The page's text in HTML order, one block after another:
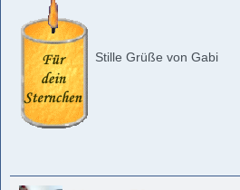
Stille Grüße von Gabi